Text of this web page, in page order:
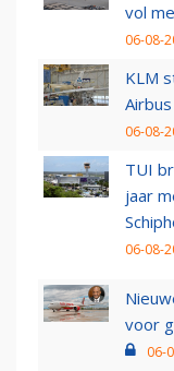
vol
06-08-
KLM
06-08-
TUI
jaar
06-08-
voor
06-